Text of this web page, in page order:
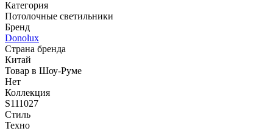
Категория
Потолочные светильники
Бренд
Donolux
Страна бренда
Китай
Товар в Шоу-Руме
Нет
Коллекция
S111027
Стиль
Техно